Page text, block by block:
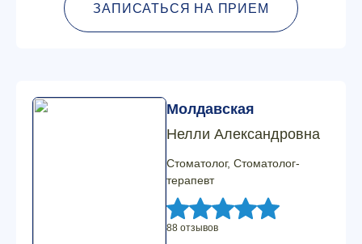
ЗАПИСАТЬСЯ НА ПРИЕМ
Молдавская
Нелли Александровна
Стоматолог, Стоматолог-
терапевт
88 отзывов